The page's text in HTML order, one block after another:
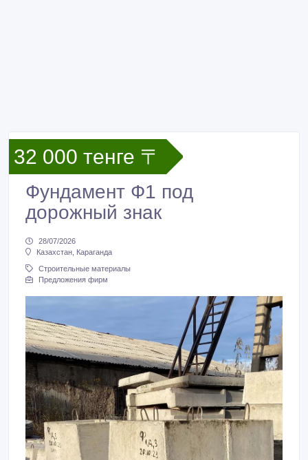
32 000 тенге 〒
Фундамент Ф1 под
дорожный знак
28/07/2026
Казахстан, Караганда
Строительные материалы
Предложения фирм